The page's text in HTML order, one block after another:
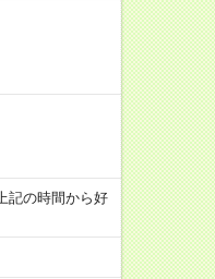
記の時間から好